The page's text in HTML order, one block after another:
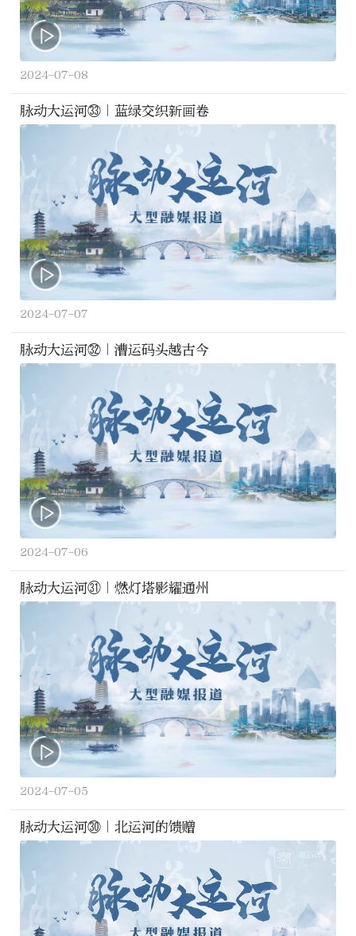
2024-07-08
脉动大运河㉝｜蓝绿交织新画卷
2024-07-07
脉动大运河㉜｜漕运码头越古今
2024-07-06
脉动大运河㉛｜燃灯塔影耀通州
2024-07-05
脉动大运河㉚｜北运河的馈赠